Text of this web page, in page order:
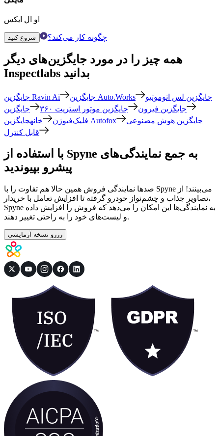
او ال ایکس
شروع کنید چگونه کار می‌کند؟
همه چیز را در مورد جایگزین‌های دیگر
Inspectlabs بدانید
جایگزین Ravin Ai جایگزین Auto.Works
جایگزین لس اتوموتیو
جایگزین فیرون
جایگزین موتور استریت ۳۶۰
جایگزین
فلیک‌فیوژن خانهجایگزین Autofox
جایگزین هوش مصنوعی
قابل کنترل
با استفاده از Spyne به جمع نمایندگی‌های
پیشرو بپیوندید
صدها نمایندگی فروش همین حالا هم تفاوت را با Spyne می‌بینند! از
تصاویر جذاب و چشم‌نواز خودرو گرفته تا افزایش تعامل با خریدار،
Spyne به نمایندگی‌ها این امکان را می‌دهد که فروش را افزایش داده
و لیست‌های خود را به راحتی تغییر دهند.
رزرو نسخه آزمایشی